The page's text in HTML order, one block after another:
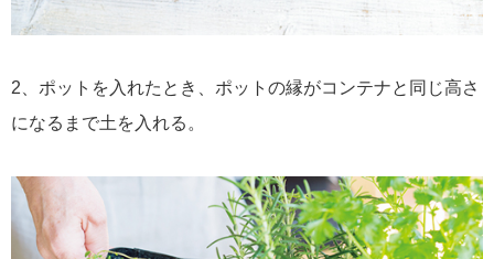
2、ポットを入れたとき、ポットの縁がコンテナと同じ高さ
になるまで土を入れる。